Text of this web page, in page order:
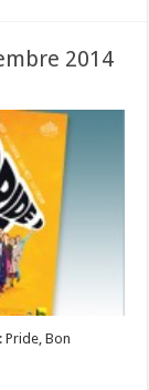
2014
Pride, Bon